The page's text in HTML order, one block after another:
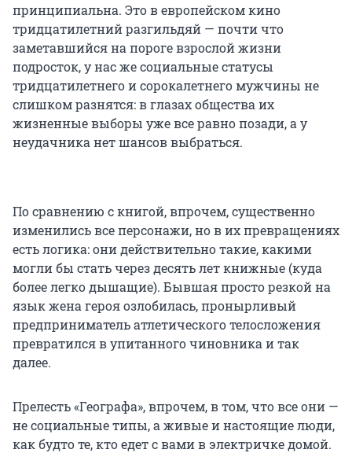
принципиальна. Это в европейском кино
тридцатилетний разгильдяй — почти что
заметавшийся на пороге взрослой жизни
подросток, у нас же социальные статусы
тридцатилетнего и сорокалетнего мужчины не
слишком разнятся: в глазах общества их
жизненные выборы уже все равно позади, а у
неудачника нет шансов выбраться.
По сравнению с книгой, впрочем, существенно
изменились все персонажи, но в их превращениях
есть логика: они действительно такие, какими
могли бы стать через десять лет книжные (куда
более легко дышащие). Бывшая просто резкой на
язык жена героя озлобилась, пронырливый
предприниматель атлетического телосложения
превратился в упитанного чиновника и так
далее.
Прелесть «Географа», впрочем, в том, что все они —
не социальные типы, а живые и настоящие люди,
как будто те, кто едет с вами в электричке домой.